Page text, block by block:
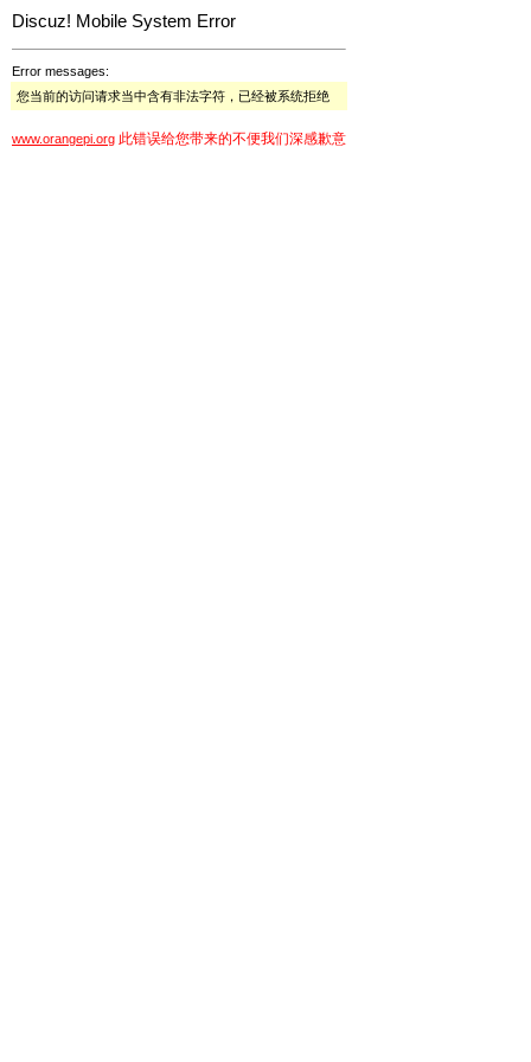
Discuz! Mobile System Error
Error messages:
您当前的访问请求当中含有非法字符，已经被系统拒绝
www.orangepi.org 此错误给您带来的不便我们深感歉意